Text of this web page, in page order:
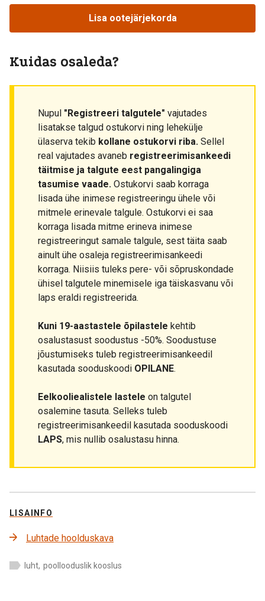
Lisa ootejärjekorda
Kuidas osaleda?
Nupul "Registreeri talgutele" vajutades
lisatakse talgud ostukorvi ning lehekülje
ülaserva tekib kollane ostukorvi riba. Sellel
real vajutades avaneb registreerimisankeedi
täitmise ja talgute eest pangalingiga
tasumise vaade. Ostukorvi saab korraga
lisada ühe inimese registreeringu ühele või
mitmele erinevale talgule. Ostukorvi ei saa
korraga lisada mitme erineva inimese
registreeringut samale talgule, sest täita saab
ainult ühe osaleja registreerimisankeedi
korraga. Niisiis tuleks pere- või sõpruskondade
ühisel talgutele minemisele iga täiskasvanu või
laps eraldi registreerida.
Kuni 19-aastastele õpilastele kehtib
osalustasust soodustus -50%. Soodustuse
jõustumiseks tuleb registreerimisankeedil
kasutada sooduskoodi OPILANE.
Eelkooliealistele lastele on talgutel
osalemine tasuta. Selleks tuleb
registreerimisankeedil kasutada sooduskoodi
LAPS, mis nullib osalustasu hinna.
LISAINFO
Luhtade hoolduskava
luht, poollooduslik kooslus